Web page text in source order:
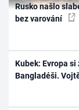
Rusko našlo
bez varování
Kubek: Evropa
Bangladéši.